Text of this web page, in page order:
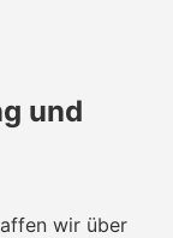
und
wir über